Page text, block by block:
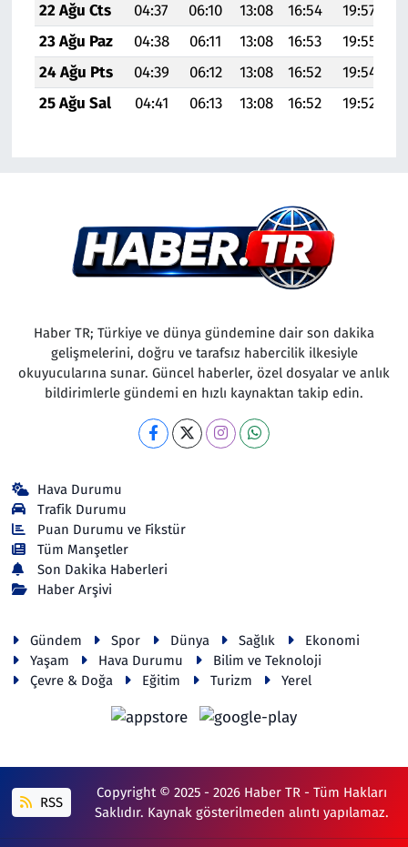
22 Ağu Cts
04:37 06:10 13:08 16:54 19:57
23 Ağu Paz
04:38 06:11 13:08 16:53 19:55
24 Ağu Pts
04:39 06:12 13:08 16:52 19:54
25 Ağu Sal
04:41 06:13 13:08 16:52 19:52
Haber TR; Türkiye ve dünya gündemine dair son dakika
gelişmelerini, doğru ve tarafsız habercilik ilkesiyle
okuyucularına sunar. Güncel haberler, özel dosyalar ve anlık
bildirimlerle gündemi en hızlı kaynaktan takip edin.
Hava Durumu
Trafik Durumu
Puan Durumu ve Fikstür
Tüm Manşetler
Son Dakika Haberleri
Haber Arşivi
Gündem Spor Dünya Sağlık
Ekonomi
Yaşam
Hava Durumu
Bilim ve Teknoloji
Çevre & Doğa
Eğitim Turizm Yerel
RSS
Copyright © 2025 - 2026 Haber TR - Tüm Hakları
Saklıdır. Kaynak gösterilmeden alıntı yapılamaz.